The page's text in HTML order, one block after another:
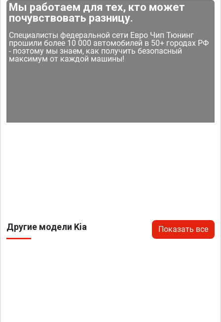
Мы работаем для тех, кто может
почувствовать разницу.
Специалисты федеральной сети Евро Чип Тюнинг
прошили более 10 000 автомобилей в 50+ городах РФ
- поэтому мы знаем, как получить безопасный
максимум от каждой машины!
Другие модели Kia Показать все